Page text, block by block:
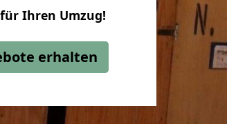
Ihren Umzug!
erhalten